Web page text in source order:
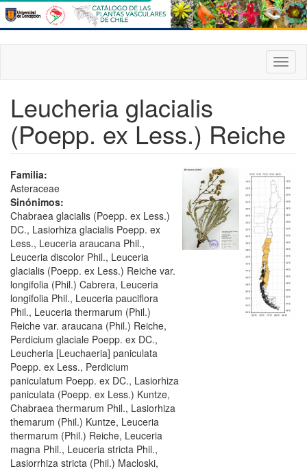
Pasar
al
contenido
principal
Leucheria glacialis
(Poepp. ex Less.) Reiche
Familia:
Asteraceae
Sinónimos:
Chabraea glacialis (Poepp. ex Less.)
DC., Lasiorhiza glacialis Poepp. ex
Less., Leuceria araucana Phil.,
Leuceria discolor Phil., Leuceria
glacialis (Poepp. ex Less.) Reiche var.
longifolia (Phil.) Cabrera, Leuceria
longifolia Phil., Leuceria pauciflora
Phil., Leuceria thermarum (Phil.)
Reiche var. araucana (Phil.) Reiche,
Perdicium glaciale Poepp. ex DC.,
Leucheria [Leuchaeria] paniculata
Poepp. ex Less., Perdicium
paniculatum Poepp. ex DC., Lasiorhiza
paniculata (Poepp. ex Less.) Kuntze,
Chabraea thermarum Phil., Lasiorhiza
themarum (Phil.) Kuntze, Leuceria
thermarum (Phil.) Reiche, Leuceria
magna Phil., Leuceria stricta Phil.,
Lasiorrhiza stricta (Phil.) Macloski,